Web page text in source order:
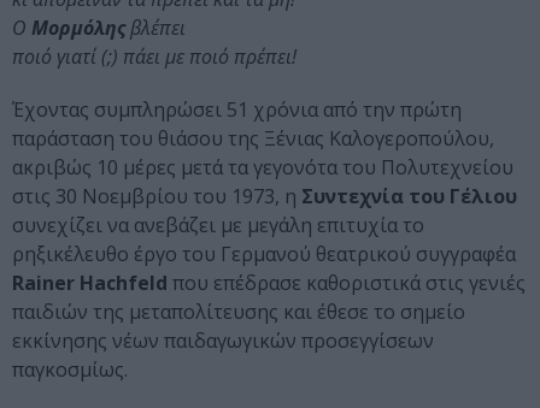
Ο Μορμόληςβλέπει
ποιό γιατί (;) πάει με ποιό πρέπει!
Έχοντας συμπληρώσει 51 χρόνια από την πρώτη
παράσταση του θιάσου της Ξένιας Καλογεροπούλου,
ακριβώς 10 μέρες μετά τα γεγονότα του Πολυτεχνείου
στις 30 Νοεμβρίου του 1973, η Συντεχνία του Γέλιου
συνεχίζει να ανεβάζει με μεγάλη επιτυχία το
ρηξικέλευθο έργο του Γερμανού θεατρικού συγγραφέα
Rainer Hachfeld που επέδρασε καθοριστικά στις γενιές
παιδιών της μεταπολίτευσης και έθεσε το σημείο
εκκίνησης νέων παιδαγωγικών προσεγγίσεων
παγκοσμίως.